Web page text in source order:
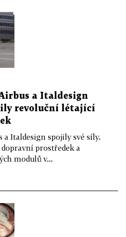
a Italdesign
revoluční létající
a Italdesign spojily své síly.
prostředek a
modulů v...